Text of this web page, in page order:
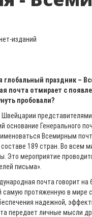
изданий
глобальный праздник –
почта отмирает с
пробовали?
Швейцарии
основание Генерального
именоваться Всемирным
189 стран. Во всем
Это мероприятие
письма».
почта говорит на
самую протяженную в мире
надежной,
передает личные мысли